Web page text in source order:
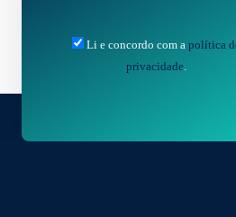
Li e concordo com a política
privacidade.